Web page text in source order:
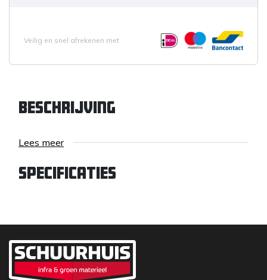
Veilig en snel afrekenen met
Beschrijving
Lees meer
Specificaties